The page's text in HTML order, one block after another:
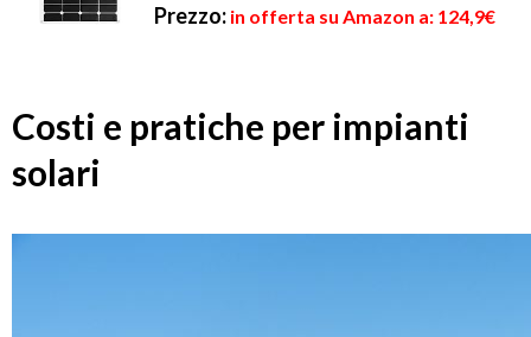
Prezzo: in offerta su Amazon a: 124,9€
Costi e pratiche per impianti
solari